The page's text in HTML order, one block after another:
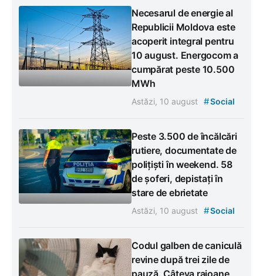
Necesarul de energie al
Republicii Moldova este
acoperit integral pentru
10 august. Energocom a
cumpărat peste 10.500
MWh
Astăzi, 10 august #Social
Peste 3.500 de încălcări
rutiere, documentate de
polițiști în weekend. 58
de șoferi, depistați în
stare de ebrietate
Astăzi, 10 august #Social
Codul galben de caniculă
revine după trei zile de